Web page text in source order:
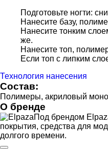
Подготовьте ногти:
Нанесите базу,
Нанесите тонким
же.
Нанесите топ,
Если топ с липким
Технология нанесения
Состав:
Полимеры, акриловый
О бренде
Под брендом
покрытия, средства для
долгого времени.